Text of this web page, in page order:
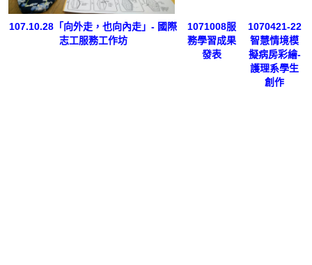
107.10.28「向外走，也向內走」- 國際
志工服務工作坊
1071008服
務學習成果
發表
1070421-22
智慧情境模
擬病房彩繪-
護理系學生
創作